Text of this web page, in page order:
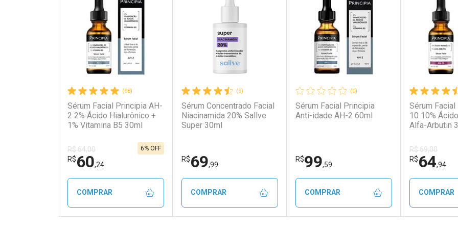
(98)
Sérum Facial Principia AH-
2 2% Ácido Hialurônico +
1% Vitamina B5 30ml
R$ 64,00
R$60,24
6% OFF
COMPRAR
(9)
Sérum Concentrado Facial
Niacinamida 20% Sallve
Super 30ml
R$69,99
COMPRAR
(0)
Sérum Facial Principia
Anti-idade AH-2 60ml
R$99,59
COMPRAR
Sérum
10 10%
Alfa-Arbutin
R$ 69,00
R$64,94
COMPRAR